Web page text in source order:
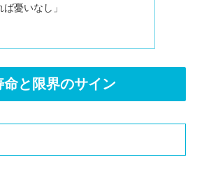
ば憂いなし」
と限界のサイン